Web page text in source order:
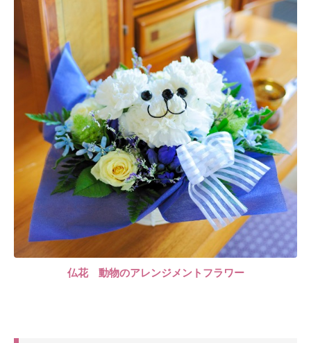
仏花 動物のアレンジメントフラワー